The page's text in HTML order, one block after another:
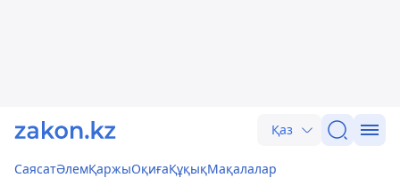
Қаз
СаясатӘлемҚаржыОқиғаҚұқықМақалалар